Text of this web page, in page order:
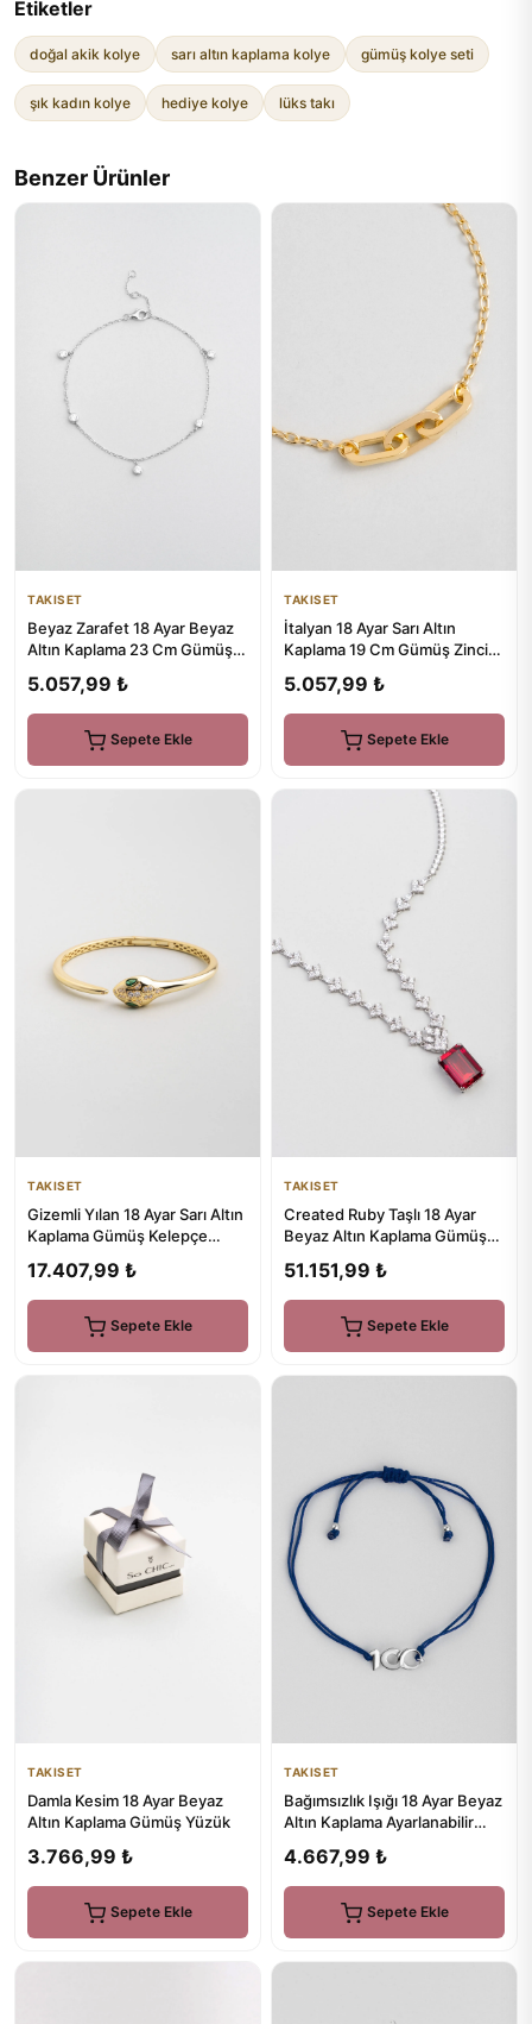
Etiketler
doğal akik kolye sarı altın kaplama kolye gümüş kolye seti
şık kadın kolye hediye kolye lüks takı
Benzer Ürünler
TAKISET
Beyaz Zarafet 18 Ayar Beyaz
Altın Kaplama 23 Cm Gümüş
5.057,99 ₺
Sepete Ekle
TAKISET
İtalyan 18 Ayar Sarı Altın
Kaplama 19 Cm Gümüş Zincir
5.057,99 ₺
Sepete Ekle
TAKISET
Gizemli Yılan 18 Ayar Sarı Altın
Kaplama Gümüş Kelepçe
17.407,99 ₺
Sepete Ekle
TAKISET
Created Ruby Taşlı 18 Ayar
Beyaz Altın Kaplama Gümüş
51.151,99 ₺
Sepete Ekle
TAKISET
Damla Kesim 18 Ayar Beyaz
Altın Kaplama Gümüş Yüzük
3.766,99 ₺
Sepete Ekle
TAKISET
Bağımsızlık Işığı 18 Ayar Beyaz
Altın Kaplama Ayarlanabilir
4.667,99 ₺
Sepete Ekle